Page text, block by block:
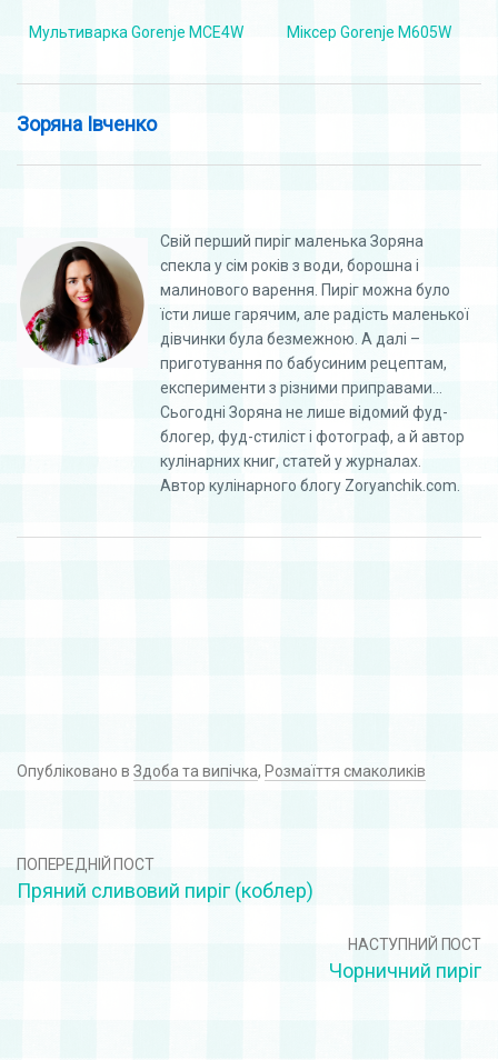
Мультиварка Gorenje MCE4W Міксер Gorenje M605W
Зоряна Івченко
Свій перший пиріг маленька Зоряна
спекла у сім років з води, борошна і
малинового варення. Пиріг можна було
їсти лише гарячим, але радість маленької
дівчинки була безмежною. А далі –
приготування по бабусиним рецептам,
експерименти з різними приправами…
Сьогодні Зоряна не лише відомий фуд-
блогер, фуд-стиліст і фотограф, а й автор
кулінарних книг, статей у журналах.
Автор кулінарного блогу Zoryanchik.com.
Опубліковано в Здоба та випічка, Розмаїття смаколиків
ПОПЕРЕДНІЙ ПОСТ
Пряний сливовий пиріг (коблер)
НАСТУПНИЙ ПОСТ
Чорничний пиріг